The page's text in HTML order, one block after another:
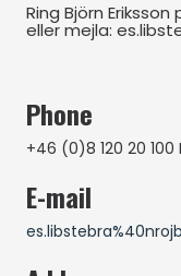
Ring Björn Eriksson
eller mejla:
Phone
+46 (0)8 120 20
E-mail
es.libstebra%40nrojb